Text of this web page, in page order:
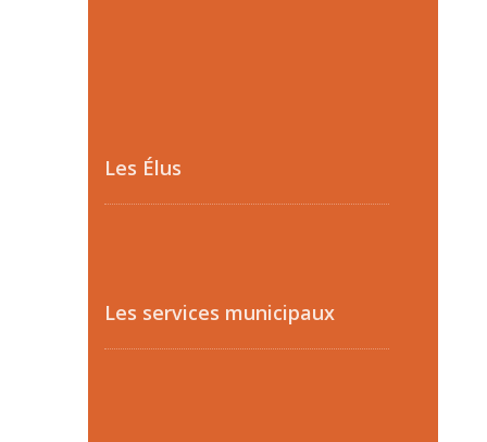
Les Élus
Les services municipaux